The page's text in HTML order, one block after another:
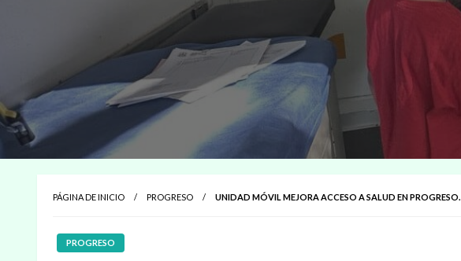
PÁGINA DE INICIO PROGRESO UNIDAD MÓVIL MEJORA ACCESO A SALUD EN PROGRESO.
PROGRESO